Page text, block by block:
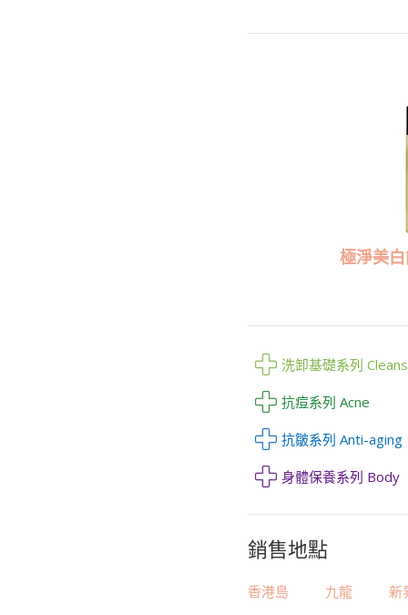
極淨美
洗卸基礎系列
抗痘系列 Acne
抗皺系列 Anti-aging
身體保養系列 Body
銷售地點
香港島 九龍 新